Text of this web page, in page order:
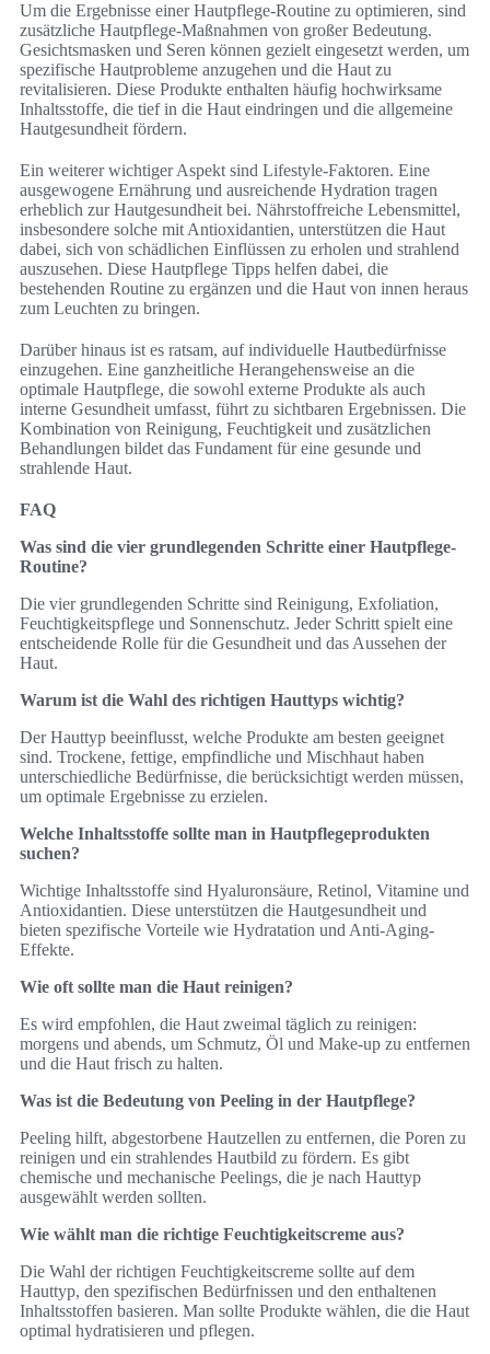
Um die Ergebnisse einer Hautpflege-Routine zu optimieren, sind
zusätzliche Hautpflege-Maßnahmen von großer Bedeutung.
Gesichtsmasken und Seren können gezielt eingesetzt werden, um
spezifische Hautprobleme anzugehen und die Haut zu
revitalisieren. Diese Produkte enthalten häufig hochwirksame
Inhaltsstoffe, die tief in die Haut eindringen und die allgemeine
Hautgesundheit fördern.
Ein weiterer wichtiger Aspekt sind Lifestyle-Faktoren. Eine
ausgewogene Ernährung und ausreichende Hydration tragen
erheblich zur Hautgesundheit bei. Nährstoffreiche Lebensmittel,
insbesondere solche mit Antioxidantien, unterstützen die Haut
dabei, sich von schädlichen Einflüssen zu erholen und strahlend
auszusehen. Diese Hautpflege Tipps helfen dabei, die
bestehenden Routine zu ergänzen und die Haut von innen heraus
zum Leuchten zu bringen.
Darüber hinaus ist es ratsam, auf individuelle Hautbedürfnisse
einzugehen. Eine ganzheitliche Herangehensweise an die
optimale Hautpflege, die sowohl externe Produkte als auch
interne Gesundheit umfasst, führt zu sichtbaren Ergebnissen. Die
Kombination von Reinigung, Feuchtigkeit und zusätzlichen
Behandlungen bildet das Fundament für eine gesunde und
strahlende Haut.
FAQ
Was sind die vier grundlegenden Schritte einer Hautpflege-
Routine?
Die vier grundlegenden Schritte sind Reinigung, Exfoliation,
Feuchtigkeitspflege und Sonnenschutz. Jeder Schritt spielt eine
entscheidende Rolle für die Gesundheit und das Aussehen der
Haut.
Warum ist die Wahl des richtigen Hauttyps wichtig?
Der Hauttyp beeinflusst, welche Produkte am besten geeignet
sind. Trockene, fettige, empfindliche und Mischhaut haben
unterschiedliche Bedürfnisse, die berücksichtigt werden müssen,
um optimale Ergebnisse zu erzielen.
Welche Inhaltsstoffe sollte man in Hautpflegeprodukten
suchen?
Wichtige Inhaltsstoffe sind Hyaluronsäure, Retinol, Vitamine und
Antioxidantien. Diese unterstützen die Hautgesundheit und
bieten spezifische Vorteile wie Hydratation und Anti-Aging-
Effekte.
Wie oft sollte man die Haut reinigen?
Es wird empfohlen, die Haut zweimal täglich zu reinigen:
morgens und abends, um Schmutz, Öl und Make-up zu entfernen
und die Haut frisch zu halten.
Was ist die Bedeutung von Peeling in der Hautpflege?
Peeling hilft, abgestorbene Hautzellen zu entfernen, die Poren zu
reinigen und ein strahlendes Hautbild zu fördern. Es gibt
chemische und mechanische Peelings, die je nach Hauttyp
ausgewählt werden sollten.
Wie wählt man die richtige Feuchtigkeitscreme aus?
Die Wahl der richtigen Feuchtigkeitscreme sollte auf dem
Hauttyp, den spezifischen Bedürfnissen und den enthaltenen
Inhaltsstoffen basieren. Man sollte Produkte wählen, die die Haut
optimal hydratisieren und pflegen.